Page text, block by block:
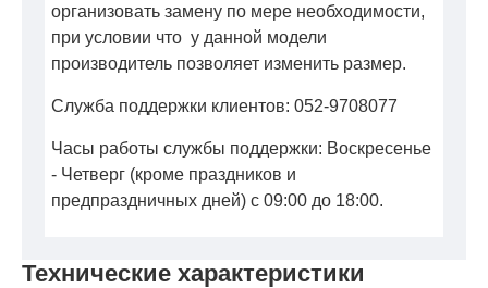
Технические характеристики
организовать замену по мере необходимости,
при условии что у данной модели
производитель позволяет изменить размер.
Служба поддержки клиентов: 052-9708077
Часы работы службы поддержки: Воскресенье
- Четверг (кроме праздников и
предпраздничных дней) с 09:00 до 18:00.